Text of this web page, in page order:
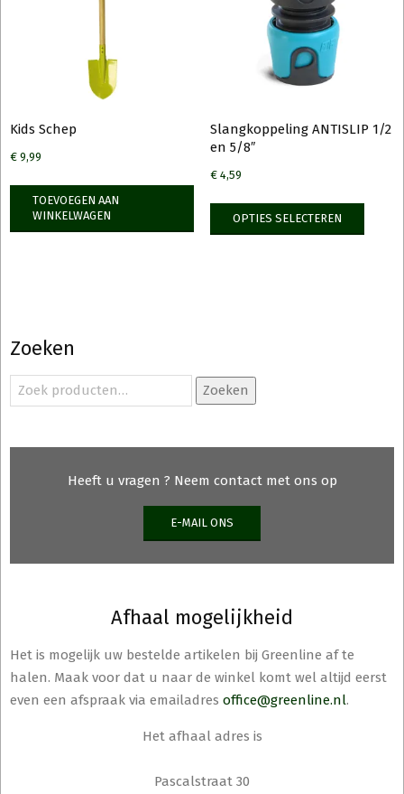
Kids Schep
€ 9,99
TOEVOEGEN AAN
WINKELWAGEN
Slangkoppeling ANTISLIP 1/2
en 5/8″
€4,59
OPTIES SELECTEREN
Dit
de
Zoeken
Zoeken
naar:
Zoeken
Heeft u vragen ? Neem contact met ons op
E-MAIL ONS
Afhaal mogelijkheid
Het is mogelijk uw bestelde artikelen bij Greenline af te
halen. Maak voor dat u naar de winkel komt wel altijd eerst
even een afspraak via emailadres office@greenline.nl.
Het afhaal adres is
Pascalstraat 30